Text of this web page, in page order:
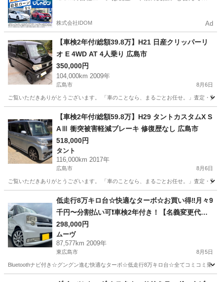
株式会社IDOM Ad
【車検2年付/総額39.8万】H21 日産クリッパーリ
オ E 4WD AT 4人乗り 広島市
350,000円
104,000km 2009年
広島市 8月6日
ご覧いただきありがとうございます。 「車のことなら、まるごとお任せ。」査定・
ダイハツ 車両
【車検2年付/総額59.8万】H29 タントカスタムX S
AⅢ 衝突被害軽減ブレーキ 修復歴なし 広島市
518,000円
タント
116,000km 2017年
広島市 8月6日
ご覧いただきありがとうございます。 「車のことなら、まるごとお任せ。」査定・買
タント 車両
低走行8万キロ台☆快適なターボ☆お買い得‼️月々9
千円〜分割払い可❗️車検2年付き！【名義変更代込
み】車内広い！大人気☆ムーブコンテカスタム☆B
luetoothナビ付き☆走行中DVD見れます☆ETC付
き☆フルオートエアコン☆ドライブレコーダー付
298,000円
ムーヴ
87,577km 2009年
東広島市 8月5日
Bluetoothナビ付き☆グングン進む快適なターボ☆低走行8万キロ台☆全てコミコミ乗り
ムーヴ お買い得